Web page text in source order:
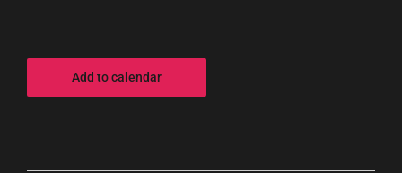
Add to calendar